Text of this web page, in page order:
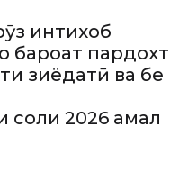
интихоб
пардохт
зиёдатӣ ва бе
соли 2026 амал